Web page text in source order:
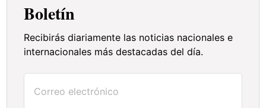
Boletín
Recibirás diariamente las noticias nacionales e
internacionales más destacadas del día.